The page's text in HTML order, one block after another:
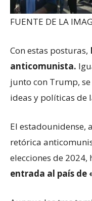
FUENTE DE LA
Con estas posturas,
anticomunista.
junto con Trump,
ideas y políticas de
El estadounidense,
retórica
elecciones de
entrada al país de